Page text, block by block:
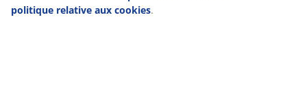
politique relative aux cookies.